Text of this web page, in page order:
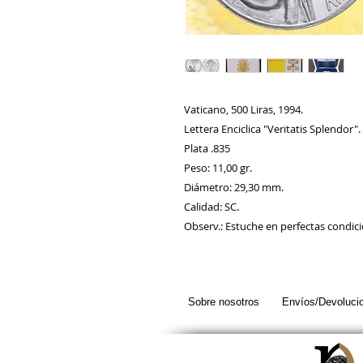
Vaticano, 500 Liras, 1994.
Lettera Enciclica "Veritatis Splendor".
Plata .835
Peso: 11,00 gr.
Diámetro: 29,30 mm.
Calidad: SC.
Observ.: Estuche en perfectas
Sobre nosotros Envíos/